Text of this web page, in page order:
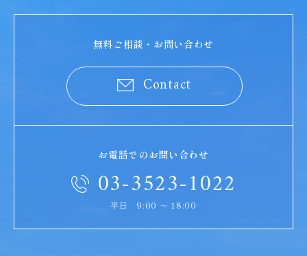
無料ご相談・お問い合わせ
Contact
お電話でのお問い合わせ
03-3523-1022
平日 9:00 ～ 18:00